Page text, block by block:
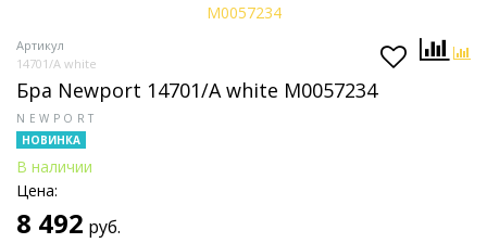
Артикул
14701/A white
Бра Newport 14701/A white М0057234
NEWPORT
НОВИНКА
В наличии
Цена:
8 492 руб.